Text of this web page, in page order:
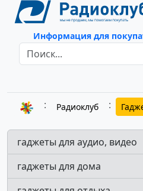
Информация для
Радиоклуб
гаджеты для аудио, видео
гаджеты для дома